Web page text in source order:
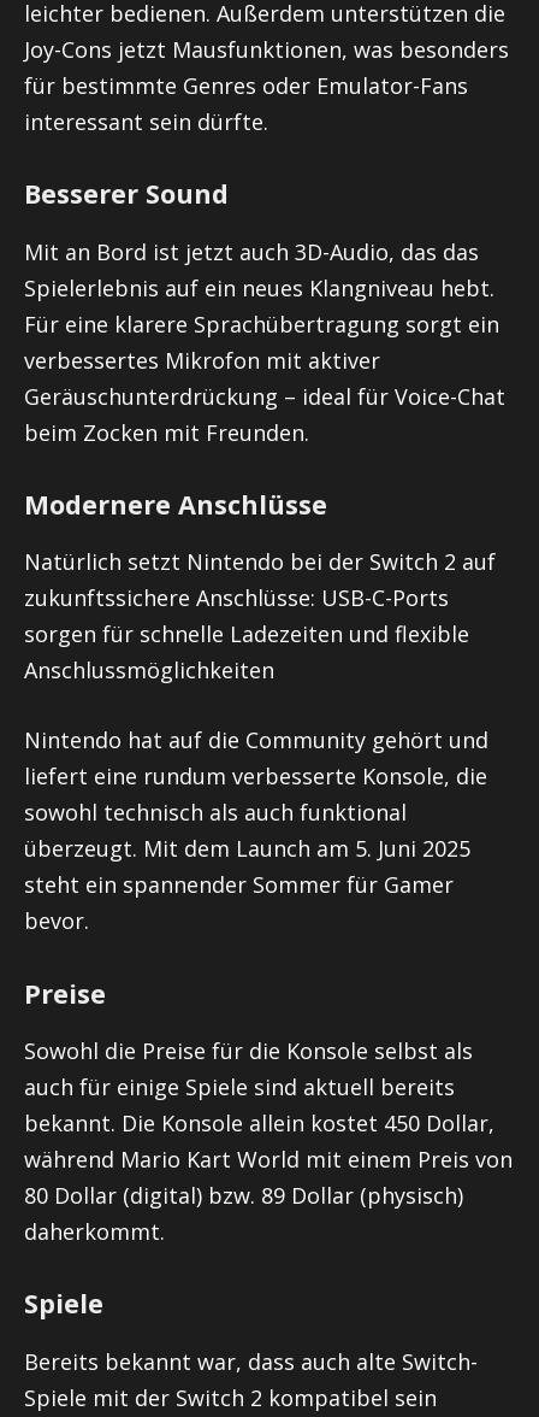
leichter bedienen. Außerdem unterstützen die
Joy-Cons jetzt Mausfunktionen, was besonders
für bestimmte Genres oder Emulator-Fans
interessant sein dürfte.
Besserer Sound
Mit an Bord ist jetzt auch 3D-Audio, das das
Spielerlebnis auf ein neues Klangniveau hebt.
Für eine klarere Sprachübertragung sorgt ein
verbessertes Mikrofon mit aktiver
Geräuschunterdrückung – ideal für Voice-Chat
beim Zocken mit Freunden.
Modernere Anschlüsse
Natürlich setzt Nintendo bei der Switch 2 auf
zukunftssichere Anschlüsse: USB-C-Ports
sorgen für schnelle Ladezeiten und flexible
Anschlussmöglichkeiten
Nintendo hat auf die Community gehört und
liefert eine rundum verbesserte Konsole, die
sowohl technisch als auch funktional
überzeugt. Mit dem Launch am 5. Juni 2025
steht ein spannender Sommer für Gamer
bevor.
Preise
Sowohl die Preise für die Konsole selbst als
auch für einige Spiele sind aktuell bereits
bekannt. Die Konsole allein kostet 450 Dollar,
während Mario Kart World mit einem Preis von
80 Dollar (digital) bzw. 89 Dollar (physisch)
daherkommt.
Spiele
Bereits bekannt war, dass auch alte Switch-
Spiele mit der Switch 2 kompatibel sein